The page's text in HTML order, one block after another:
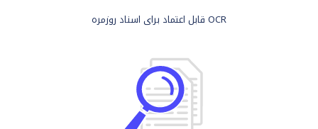
OCR قابل اعتماد برای اسناد روزمره